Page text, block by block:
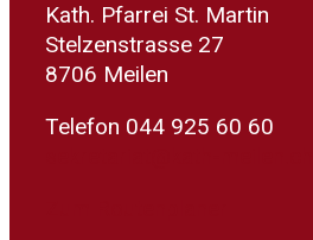
Kath. Pfarrei St. Martin
Stelzenstrasse 27
8706 Meilen
Telefon 044 925 60 60